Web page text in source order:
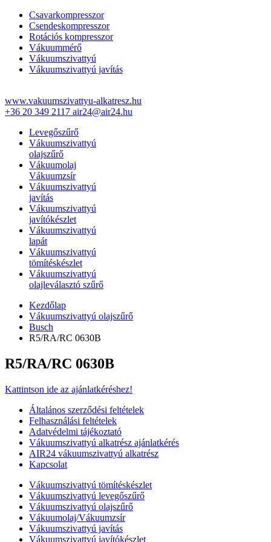
Csavarkompresszor
Csendeskompresszor
Rotációs kompresszor
Vákuummérő
Vákuumszivattyú
Vákuumszivattyú javítás
www.vakuumszivattyu-alkatresz.hu
+36 20 349 2117 air24@air24.hu
Levegőszűrő
Vákuumszivattyú
olajszűrő
Vákuumolaj
Vákuumzsír
Vákuumszivattyú
javítás
Vákuumszivattyú
javítókészlet
Vákuumszivattyú
lapát
Vákuumszivattyú
tömítéskészlet
Vákuumszivattyú
olajleválasztó szűrő
Kezdőlap
Vákuumszivattyú olajszűrő
Busch
R5/RA/RC 0630B
R5/RA/RC 0630B
Kattintson ide az ajánlatkéréshez!
Általános szerződési feltételek
Felhasználási feltételek
Adatvédelmi tájékoztató
Vákuumszivattyú alkatrész ajánlatkérés
AIR24 vákuumszivattyú alkatrész
Kapcsolat
Vákuumszivattyú tömítéskészlet
Vákuumszivattyú levegőszűrő
Vákuumszivattyú olajszűrő
Vákuumolaj/Vákuumzsír
Vákuumszivattyú javítás
Vákuumszivattyú javítókészlet